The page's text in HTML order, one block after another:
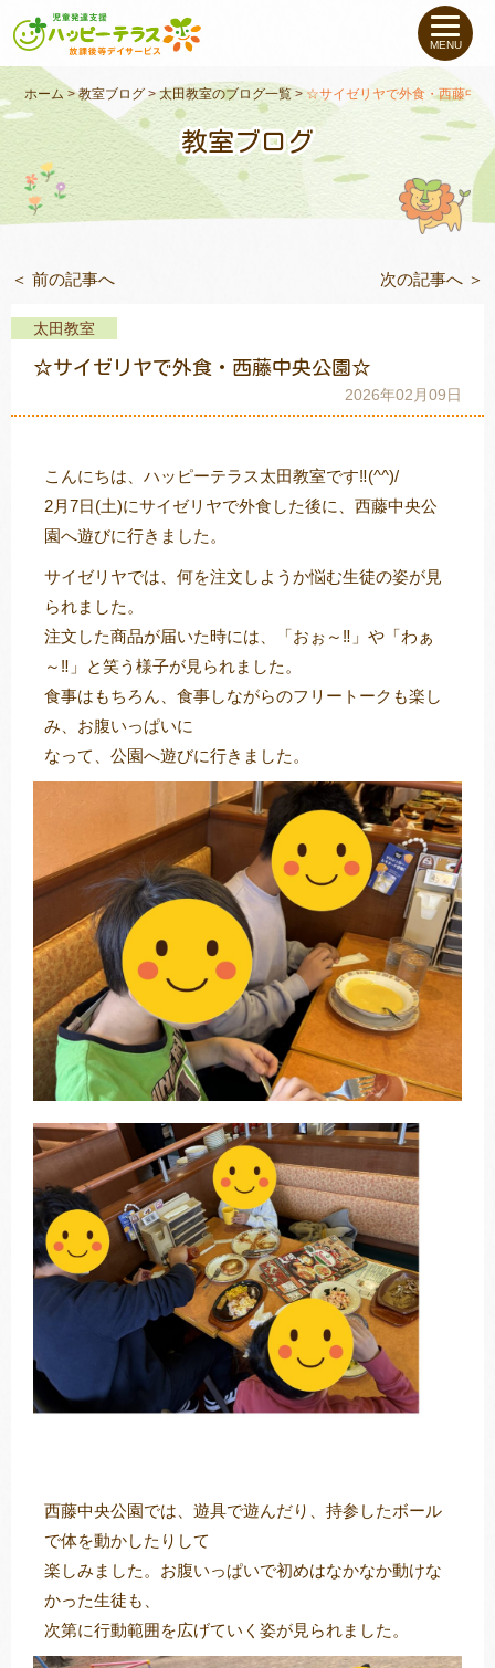
私たちについて
未就学のお子さま（０〜６才）
小学生〜高校生のお子さま
支援事例
教室一覧
MENU
ホーム >教室ブログ>太田教室のブログ一覧>☆サイゼリヤで外食・西藤中
教室ブログ
＜ 前の記事へ 次の記事へ ＞
太田教室
☆サイゼリヤで外食・西藤中央公園☆
2026年02月09日
こんにちは、ハッピーテラス太田教室です‼(^^)/
2月7日(土)にサイゼリヤで外食した後に、西藤中央公
園へ遊びに行きました。
サイゼリヤでは、何を注文しようか悩む生徒の姿が見
られました。
注文した商品が届いた時には、「おぉ～‼」や「わぁ
～‼」と笑う様子が見られました。
食事はもちろん、食事しながらのフリートークも楽し
み、お腹いっぱいに
なって、公園へ遊びに行きました。
西藤中央公園では、遊具で遊んだり、持参したボール
で体を動かしたりして
楽しみました。お腹いっぱいで初めはなかなか動けな
かった生徒も、
次第に行動範囲を広げていく姿が見られました。